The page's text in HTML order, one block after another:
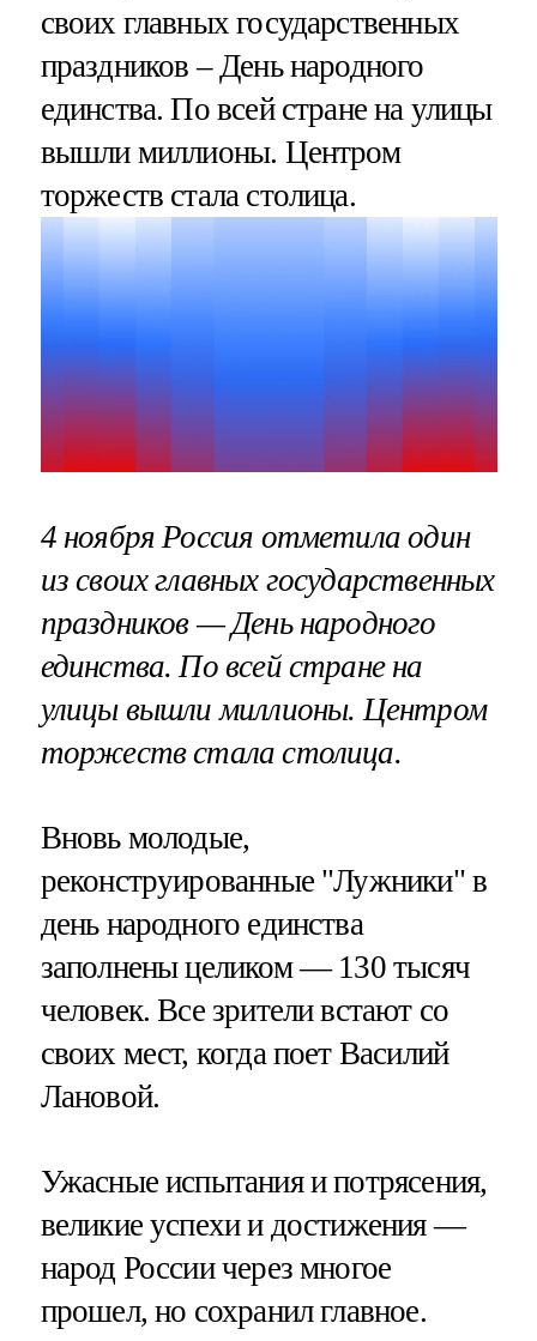
своих главных государственных
праздников – День народного
единства. По всей стране на улицы
вышли миллионы. Центром
торжеств стала столица.
4 ноября Россия отметила один
из своих главных государственных
праздников — День народного
единства. По всей стране на
улицы вышли миллионы. Центром
торжеств стала столица.
Вновь молодые,
реконструированные "Лужники" в
день народного единства
заполнены целиком — 130 тысяч
человек. Все зрители встают со
своих мест, когда поет Василий
Лановой.
Ужасные испытания и потрясения,
великие успехи и достижения —
народ России через многое
прошел, но сохранил главное.